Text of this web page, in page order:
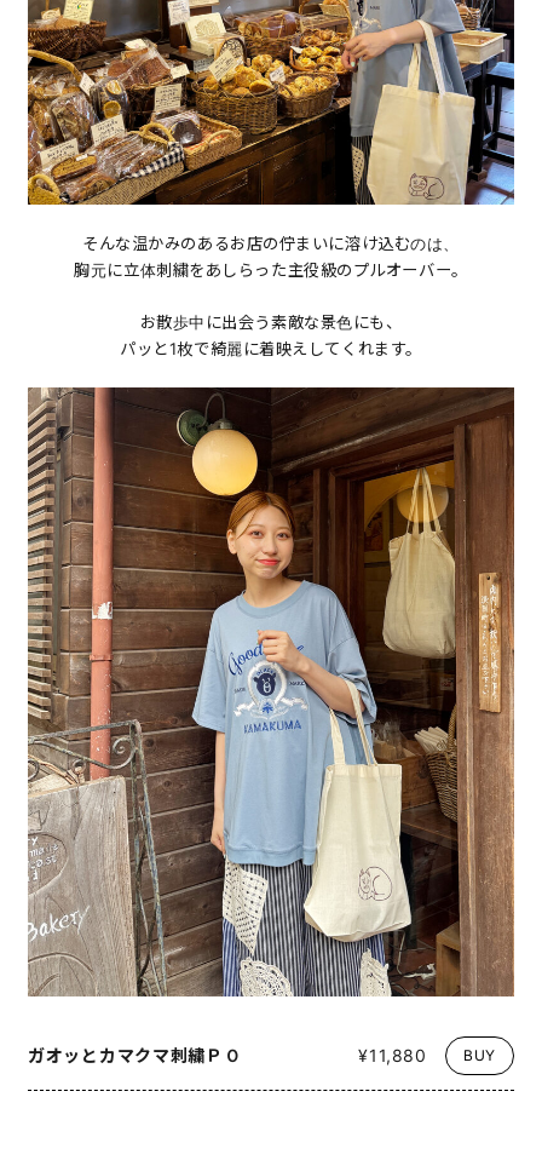
そんな温かみのあるお店の佇まいに溶け込むのは、
胸元に立体刺繍をあしらった主役級のプルオーバー。
お散歩中に出会う素敵な景色にも、
パッと1枚で綺麗に着映えしてくれます。
ガオッとカマクマ刺繍ＰＯ ¥11,880 BUY